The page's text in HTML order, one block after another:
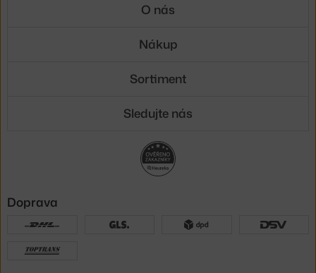
O nás
Nákup
Sortiment
Sledujte nás
Doprava